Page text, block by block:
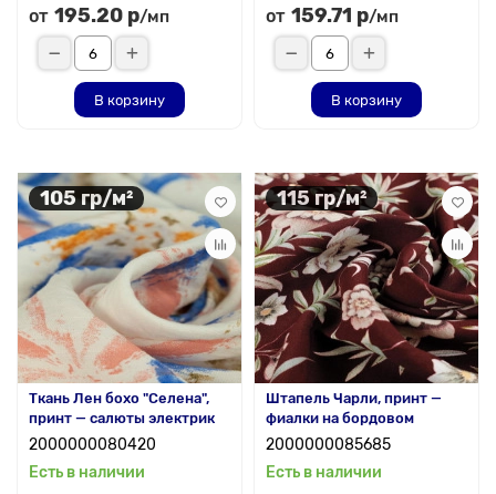
от 195.20 р/мп
В корзину
от 159.71 р/мп
В корзину
105 гр/м²
Ткань Лен бохо "Селена",
принт — салюты электрик
2000000080420
Есть в наличии
115 гр/м²
Штапель Чарли, принт —
фиалки на бордовом
2000000085685
Есть в наличии